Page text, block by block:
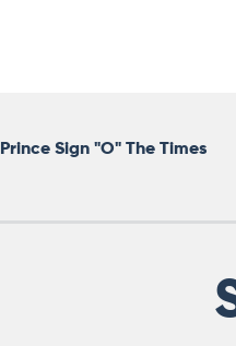
Prince Sign "O" The Times